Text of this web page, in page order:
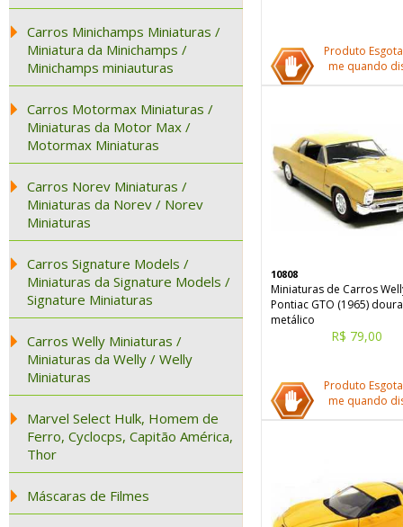
Carros Minichamps Miniaturas /
Miniatura da Minichamps /
Minichamps miniauturas
Carros Motormax Miniaturas /
Miniaturas da Motor Max /
Motormax Miniaturas
Carros Norev Miniaturas /
Miniaturas da Norev / Norev
Miniaturas
Carros Signature Models /
Miniaturas da Signature Models /
Signature Miniaturas
Carros Welly Miniaturas /
Miniaturas da Welly / Welly
Miniaturas
Marvel Select Hulk, Homem de
Ferro, Cyclocps, Capitão América,
Thor
Máscaras de Filmes
Produto
me quando
10808
Miniaturas de Carros
Pontiac GTO (1965)
metálico
R$ 79,00
Produto
me quando